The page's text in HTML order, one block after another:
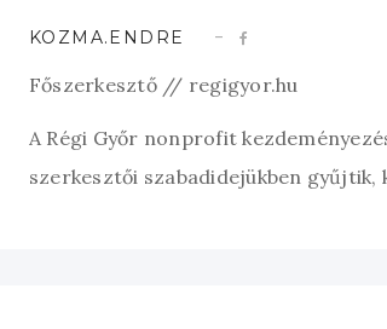
KOZMA.ENDRE
Főszerkesztő // regigyor.hu
A Régi Győr nonprofit
szerkesztői szabadidejükben